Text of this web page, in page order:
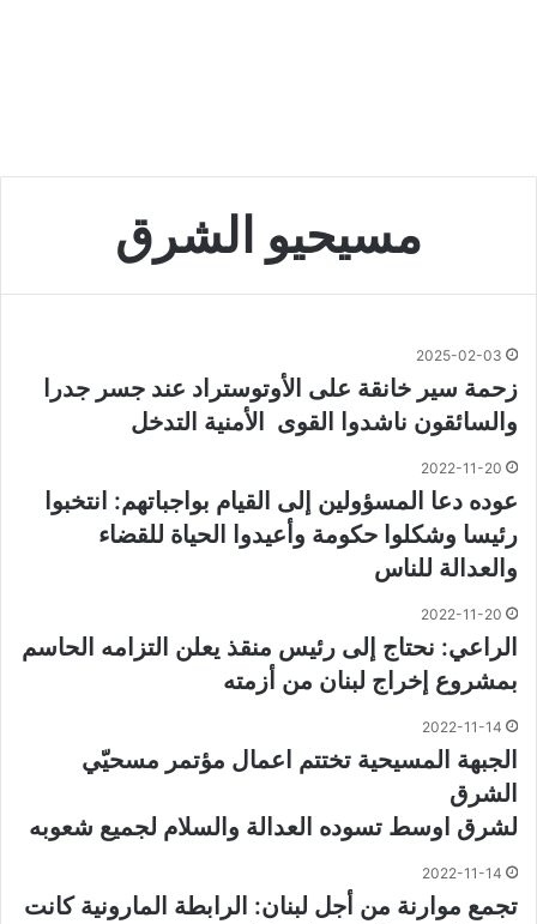
مسيحيو الشرق
2025-02-03
زحمة سير خانقة على الأوتوستراد عند جسر جدرا
والسائقون ناشدوا القوى الأمنية التدخل
2022-11-20
عوده دعا المسؤولين إلى القيام بواجباتهم: انتخبوا
رئيسا وشكلوا حكومة وأعيدوا الحياة للقضاء
والعدالة للناس
2022-11-20
الراعي: نحتاج إلى رئيس منقذ يعلن التزامه الحاسم
بمشروع إخراج لبنان من أزمته
2022-11-14
الجبهة المسيحية تختتم اعمال مؤتمر مسحيّي
الشرق
لشرق اوسط تسوده العدالة والسلام لجميع شعوبه
2022-11-14
تجمع موارنة من أجل لبنان: الرابطة المارونية كانت